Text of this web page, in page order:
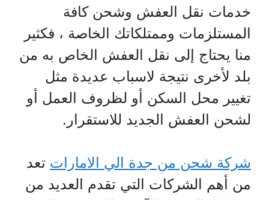
خدمات نقل العفش وشحن كافة
المستلزمات وممتلكاتك الخاصة ، فكثير
منا يحتاج إلى نقل العفش الخاص به من
بلد لأخرى نتيجة لاسباب عديدة مثل
تغيير محل السكن أو لظروف العمل أو
لشحن العفش الجديد للاستقرار.
شركة شحن من جدة الي الامارات تعد
من أهم الشركات التي تقدم العديد من